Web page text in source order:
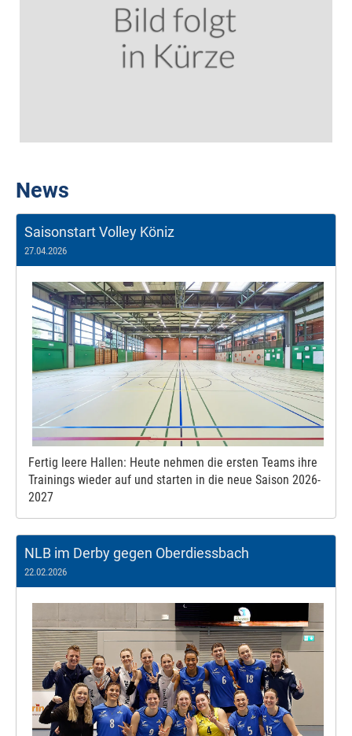
News
Saisonstart Volley Köniz
27.04.2026
Fertig leere Hallen: Heute nehmen die ersten Teams ihre
Trainings wieder auf und starten in die neue Saison 2026-
2027
NLB im Derby gegen Oberdiessbach
22.02.2026